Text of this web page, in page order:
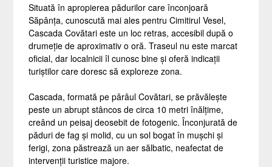
Situată în apropierea pădurilor care înconjoară
Săpânța, cunoscută mai ales pentru Cimitirul Vesel,
Cascada Covătari este un loc retras, accesibil după o
drumeție de aproximativ o oră. Traseul nu este marcat
oficial, dar localnicii îl cunosc bine și oferă indicații
turiștilor care doresc să exploreze zona.
Cascada, formată pe pârâul Covătari, se prăvălește
peste un abrupt stâncos de circa 10 metri înălțime,
creând un peisaj deosebit de fotogenic. Înconjurată de
păduri de fag și molid, cu un sol bogat în mușchi și
ferigi, zona păstrează un aer sălbatic, neafectat de
intervenții turistice majore.